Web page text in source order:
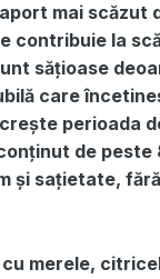
mai scăzut
contribuie la
sățioase
care
perioada
de peste
și sațietate,
cu merele,